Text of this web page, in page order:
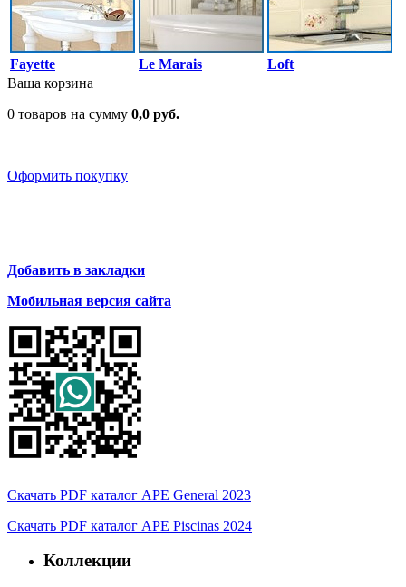
Fayette Le Marais
Loft
Ваша корзина
0 товаров на сумму 0,0 руб.
Оформить покупку
Добавить в закладки
Мобильная версия сайта
Скачать PDF каталог APE General 2023
Скачать PDF каталог APE Piscinas 2024
Коллекции